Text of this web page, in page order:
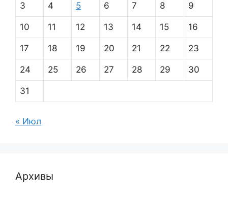
3 4 5 6 7 8 9
10 11 12 13 14 15 16
17 18 19 20 21 22 23
24 25 26 27 28 29 30
31
« Июл
Архивы